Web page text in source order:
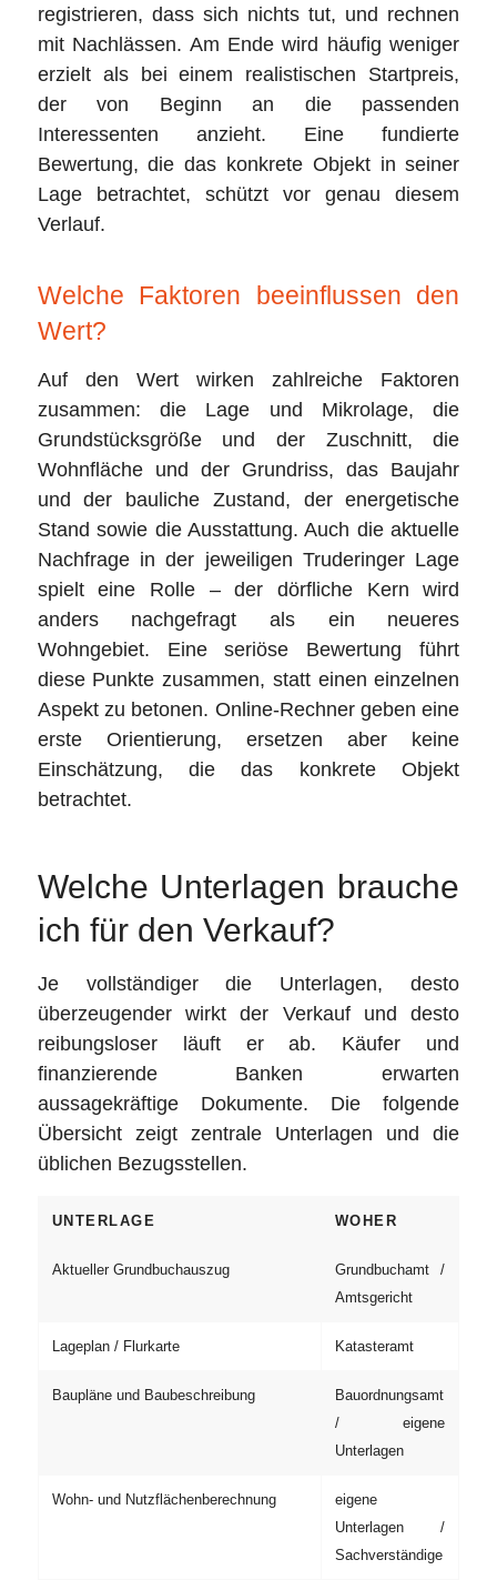
registrieren, dass sich nichts tut, und rechnen
mit Nachlässen. Am Ende wird häufig weniger
erzielt als bei einem realistischen Startpreis,
der von Beginn an die passenden
Interessenten anzieht. Eine fundierte
Bewertung, die das konkrete Objekt in seiner
Lage betrachtet, schützt vor genau diesem
Verlauf.
Welche Faktoren beeinflussen den
Wert?
Auf den Wert wirken zahlreiche Faktoren
zusammen: die Lage und Mikrolage, die
Grundstücksgröße und der Zuschnitt, die
Wohnfläche und der Grundriss, das Baujahr
und der bauliche Zustand, der energetische
Stand sowie die Ausstattung. Auch die aktuelle
Nachfrage in der jeweiligen Truderinger Lage
spielt eine Rolle – der dörfliche Kern wird
anders nachgefragt als ein neueres
Wohngebiet. Eine seriöse Bewertung führt
diese Punkte zusammen, statt einen einzelnen
Aspekt zu betonen. Online-Rechner geben eine
erste Orientierung, ersetzen aber keine
Einschätzung, die das konkrete Objekt
betrachtet.
Welche Unterlagen brauche
ich für den Verkauf?
Je vollständiger die Unterlagen, desto
überzeugender wirkt der Verkauf und desto
reibungsloser läuft er ab. Käufer und
finanzierende Banken erwarten
aussagekräftige Dokumente. Die folgende
Übersicht zeigt zentrale Unterlagen und die
üblichen Bezugsstellen.
UNTERLAGE WOHER
Aktueller Grundbuchauszug
Grundbuchamt /
Amtsgericht
Lageplan / Flurkarte Katasteramt
Baupläne und Baubeschreibung
Bauordnungsamt
/ eigene
Unterlagen
Wohn- und Nutzflächenberechnung
eigene
Unterlagen /
Sachverständige